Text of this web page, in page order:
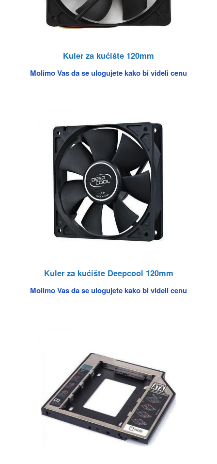
Kuler za kućište 120mm
Molimo Vas da se ulogujete kako bi videli cenu
Kuler za kućište Deepcool 120mm
Molimo Vas da se ulogujete kako bi videli cenu